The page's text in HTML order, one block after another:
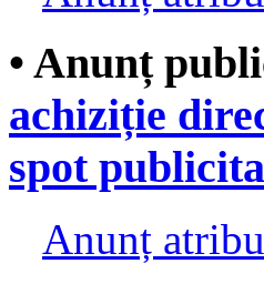
• Anunț
achiziție
spot
Anunț